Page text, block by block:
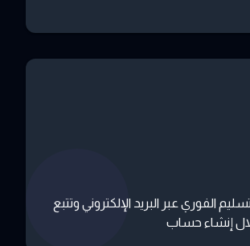
الفوري عبر البريد الإلكتروني وتتبع
إنشاء حساب